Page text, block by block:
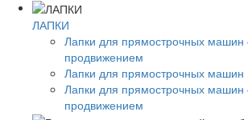
ЛАПКИ
Лапки для прямострочных машин
продвижением
Лапки для прямострочных машин
Лапки для прямострочных машин
продвижением